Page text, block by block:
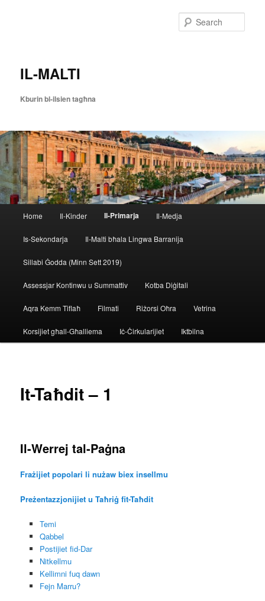
IL-MALTI
Kburin bl-ilsien tagħna
Home Il-Kinder Il-Primarja Il-Medja
Is-Sekondarja Il-Malti bħala Lingwa Barranija
Sillabi Ġodda (Minn Sett 2019)
Assessjar Kontinwu u Summattiv Kotba Diġitali
Aqra Kemm Tiflaħ Filmati Riżorsi Oħra Vetrina
Korsijiet għall-Għalliema Iċ-Ċirkularijiet Iktbilna
It-Taħdit – 1
Il-Werrej tal-Paġna
Frażijiet popolari li nużaw biex insellmu
Preżentazzjonijiet u Taħriġ fit-Taħdit
Temi
Qabbel
Postijiet fid-Dar
Nitkellmu
Kellimni fuq dawn
Fejn Marru?